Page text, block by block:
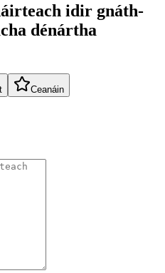
idir gnáth-
dénártha
Ceanáin